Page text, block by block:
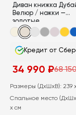
Диван книжка
Велюр / ножки —
золотые
Кредит от
68
Первоначальная
составляла
150
₽.
34 990 ₽
Текущая
34
₽.
Размеры (ДхШхВ): 239
Спальное место
x см